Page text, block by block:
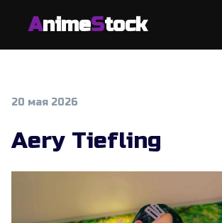
AnimeStock
20 мая 2026
Aery Tiefling